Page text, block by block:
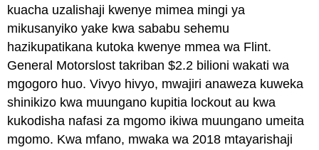
kuacha uzalishaji kwenye mimea mingi ya
mikusanyiko yake kwa sababu sehemu
hazikupatikana kutoka kwenye mmea wa Flint.
General Motorslost takriban $2.2 bilioni wakati wa
mgogoro huo. Vivyo hivyo, mwajiri anaweza kuweka
shinikizo kwa muungano kupitia lockout au kwa
kukodisha nafasi za mgomo ikiwa muungano umeita
mgomo. Kwa mfano, mwaka wa 2018 mtayarishaji